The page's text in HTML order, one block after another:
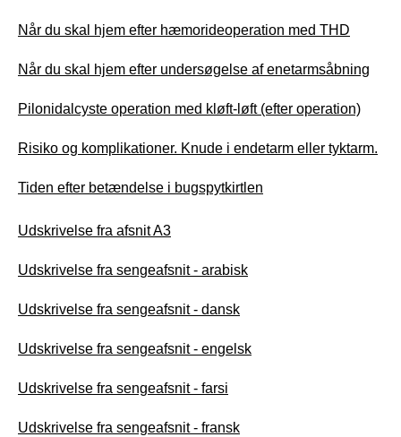
Når du skal hjem efter hæmorideoperation med THD
Når du skal hjem efter undersøgelse af enetarmsåbning
Pilonidalcyste operation med kløft-løft (efter operation)
Risiko og komplikationer. Knude i endetarm eller tyktarm.
Tiden efter betændelse i bugspytkirtlen
Udskrivelse fra afsnit A3
Udskrivelse fra sengeafsnit - arabisk
Udskrivelse fra sengeafsnit - dansk
Udskrivelse fra sengeafsnit - engelsk
Udskrivelse fra sengeafsnit - farsi
Udskrivelse fra sengeafsnit - fransk